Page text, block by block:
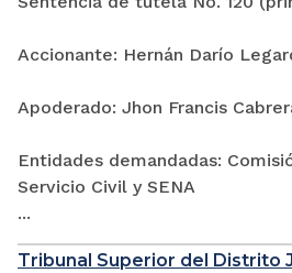
Accionante: Hernán Darío
Apoderado: Jhon Francis
Entidades demandadas:
Servicio Civil y SENA
...
Tribunal Superior del Distrito